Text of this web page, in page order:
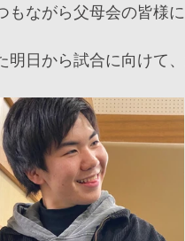
もながら父母会の皆様
明日から試合に向けて